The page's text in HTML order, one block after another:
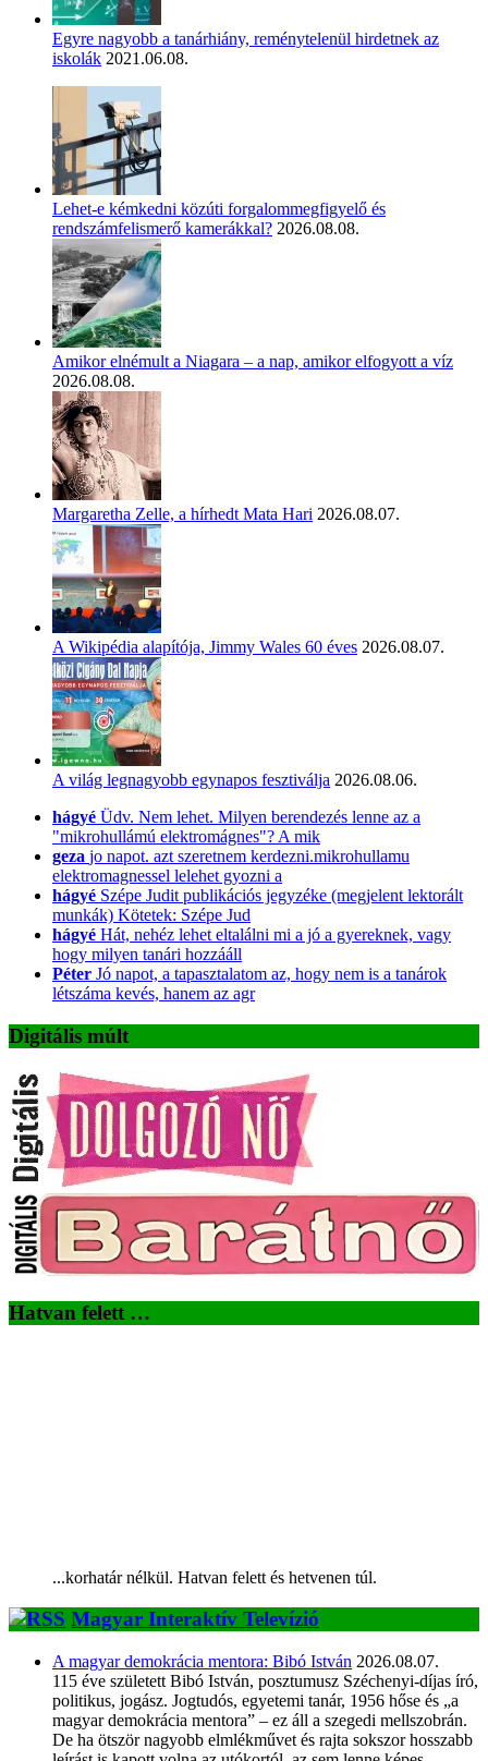
Egyre nagyobb a tanárhiány, reménytelenül hirdetnek az
iskolák 2021.06.08.
Lehet-e kémkedni közúti forgalommegfigyelő és
rendszámfelismerő kamerákkal? 2026.08.08.
Amikor elnémult a Niagara – a nap, amikor elfogyott a víz
2026.08.08.
Margaretha Zelle, a hírhedt Mata Hari 2026.08.07.
A Wikipédia alapítója, Jimmy Wales 60 éves 2026.08.07.
A világ legnagyobb egynapos fesztiválja 2026.08.06.
hágyé Üdv. Nem lehet. Milyen berendezés lenne az a
"mikrohullámú elektromágnes"? A mik
geza jo napot. azt szeretnem kerdezni.mikrohullamu
elektromagnessel lelehet gyozni a
hágyé Szépe Judit publikációs jegyzéke (megjelent lektorált
munkák) Kötetek: Szépe Jud
hágyé Hát, nehéz lehet eltalálni mi a jó a gyereknek, vagy
hogy milyen tanári hozzááll
Péter Jó napot, a tapasztalatom az, hogy nem is a tanárok
létszáma kevés, hanem az agr
Digitális múlt
Hatvan felett …
...korhatár nélkül. Hatvan felett és hetvenen túl.
Magyar Interaktív Televízió
A magyar demokrácia mentora: Bibó István 2026.08.07.
115 éve született Bibó István, posztumusz Széchenyi-díjas író,
politikus, jogász. Jogtudós, egyetemi tanár, 1956 hőse és „a
magyar demokrácia mentora” – ez áll a szegedi mellszobrán.
De ha ötször nagyobb elmlékművet és rajta sokszor hosszabb